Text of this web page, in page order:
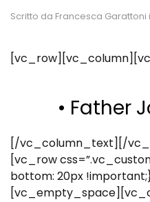
Scritto da Francesca Garattoni
• Father
[/vc_column_text][/
[vc_row
bottom: 20px